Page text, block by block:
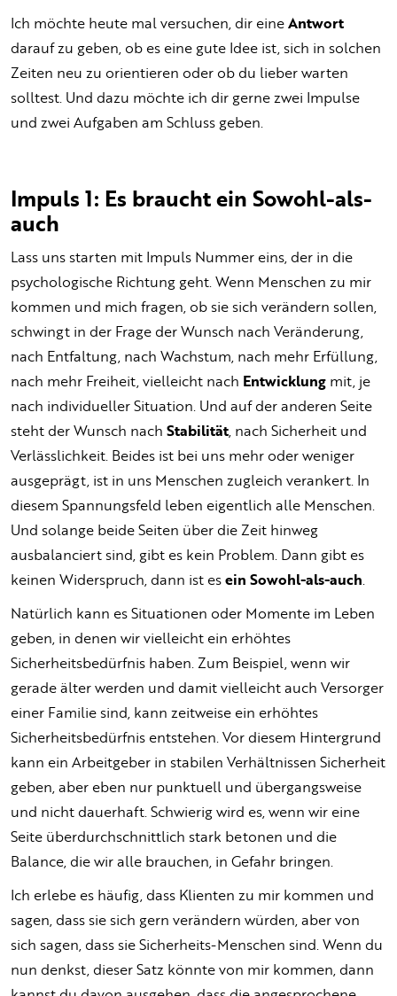
Ich möchte heute mal versuchen, dir eineAntwort
darauf zu geben, ob es eine gute Idee ist, sich in solchen
Zeiten neu zu orientieren oder ob du lieber warten
solltest. Und dazu möchte ich dir gerne zwei Impulse
und zwei Aufgaben am Schluss geben.
Impuls 1: Es braucht ein Sowohl-als-
auch
Lass uns starten mit Impuls Nummer eins, der in die
psychologische Richtung geht. Wenn Menschen zu mir
kommen und mich fragen, ob sie sich verändern sollen,
schwingt in der Frage der Wunsch nach Veränderung,
nach Entfaltung, nach Wachstum, nach mehr Erfüllung,
nach mehr Freiheit, vielleicht nach Entwicklung mit, je
nach individueller Situation. Und auf der anderen Seite
steht der Wunsch nach Stabilität , nach Sicherheit und
Verlässlichkeit. Beides ist bei uns mehr oder weniger
ausgeprägt, ist in uns Menschen zugleich verankert. In
diesem Spannungsfeld leben eigentlich alle Menschen.
Und solange beide Seiten über die Zeit hinweg
ausbalanciert sind, gibt es kein Problem. Dann gibt es
keinen Widerspruch, dann ist esein Sowohl-als-auch
Natürlich kann es Situationen oder Momente im Leben
geben, in denen wir vielleicht ein erhöhtes
Sicherheitsbedürfnis haben. Zum Beispiel, wenn wir
gerade älter werden und damit vielleicht auch Versorger
einer Familie sind, kann zeitweise ein erhöhtes
Sicherheitsbedürfnis entstehen. Vor diesem Hintergrund
kann ein Arbeitgeber in stabilen Verhältnissen Sicherheit
geben, aber eben nur punktuell und übergangsweise
und nicht dauerhaft. Schwierig wird es, wenn wir eine
Seite überdurchschnittlich stark betonen und die
Balance, die wir alle brauchen, in Gefahr bringen.
Ich erlebe es häufig, dass Klienten zu mir kommen und
sagen, dass sie sich gern verändern würden, aber von
sich sagen, dass sie Sicherheits-Menschen sind. Wenn du
nun denkst, dieser Satz könnte von mir kommen, dann